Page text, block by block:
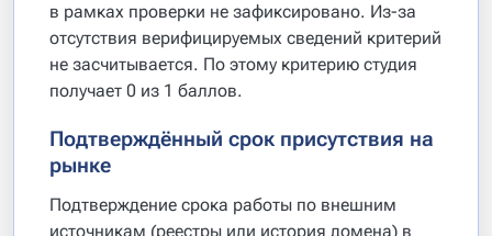
в рамках проверки не зафиксировано. Из-за
отсутствия верифицируемых сведений критерий
не засчитывается. По этому критерию студия
получает 0 из 1 баллов.
Подтверждённый срок присутствия на
рынке
Подтверждение срока работы по внешним
источникам (реестры или история домена) в